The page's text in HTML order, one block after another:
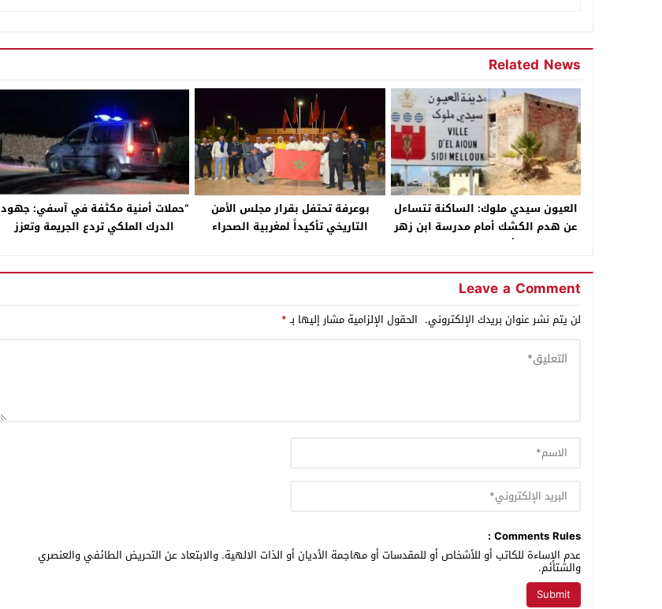
Related News
العيون سيدي ملوك: الساكنة تتساءل
عن هدم الكشك أمام مدرسة ابن زهر
وتأخر إعادة بنائه
بوعرفة تحتفل بقرار مجلس الأمن
التاريخي تأكيداً لمغربية الصحراء
“حملات أمنية مكثفة في آسفي: جهود
الدرك الملكي تردع الجريمة وتعزز
Leave a Comment
لن يتم نشر عنوان بريدك الإلكتروني. الحقول الإلزامية مشار إليها بـ*
Comments Rules :
عدم الإساءة للكاتب أو للأشخاص أو للمقدسات أو مهاجمة الأديان أو الذات الالهية. والابتعاد عن التحريض الطائفي والعنصري
والشتائم.